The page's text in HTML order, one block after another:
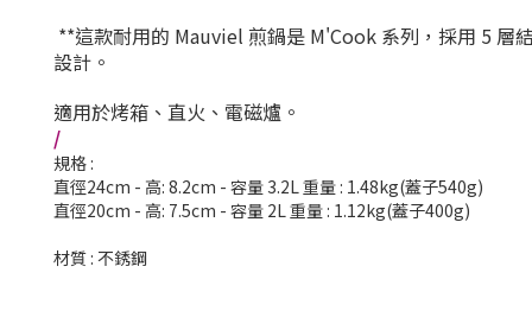
**這款耐用的 Mauviel 煎鍋是 M'Cook 系列，採用 5 層
設計。
適用於烤箱、直火、電磁爐。
/
規格 :
直徑24cm - 高: 8.2cm - 容量 3.2L 重量 : 1.48kg(蓋子540g)
直徑20cm - 高: 7.5cm - 容量 2L 重量 : 1.12kg(蓋子400g)
材質 : 不銹鋼